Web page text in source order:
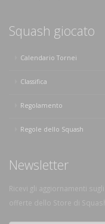
Squash giocato
Calendario Tornei
Classifica
Regolamento
Regole dello Squash
Newsletter
Ricevi gli aggiornamenti
offerte dello Store di